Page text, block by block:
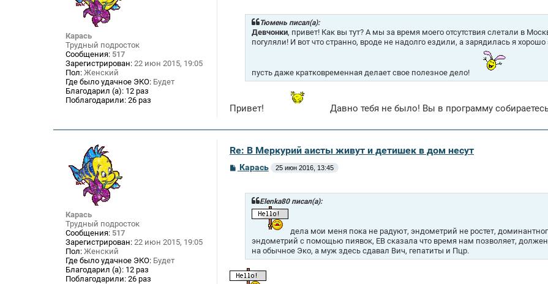
Карась
Трудный подросток
Сообщения: 517
Зарегистрирован: 22 июн 2015, 19:05
Пол: Женский
Где было удачное ЭКО: Будет
Благодарил (а): 12 раз
Поблагодарили: 26 раз
Тюмень писал(а):
Девчонки, привет! Как вы тут? А мы за время моего отсутствия слетали в
погуляли! И вот что странно, вроде не надолго ездили, а зарядилась я
пусть даже кратковременная делает свое полезное дело!
Привет! Давно тебя не было! Вы в программу
Карась
Трудный подросток
Сообщения: 517
Зарегистрирован: 22 июн 2015, 19:05
Пол: Женский
Где было удачное ЭКО: Будет
Благодарил (а): 12 раз
Поблагодарили: 26 раз
Re: В Меркурий аисты живут и детишек в дом несут
СКарась 25 июн 2016, 13:45
Elenka80 писал(а):
дела мои меня пока не радуют, эндометрий не ростет,
эндометрий с помощью пиявок, ЕВ сказала что время нам позволяет,
на обычное Эко, а муж здесь сдавал Вич, гепатиты и Пцр.